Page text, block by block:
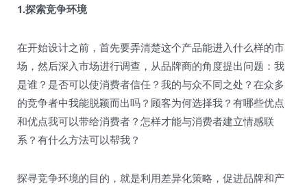
1.探索竞争环境
在开始设计之前，首先要弄清楚这个产品能进入什么样的市
场，然后深入市场进行调查，从品牌商的角度提出问题：我
是谁？是否可以使消费者信任？我的与众不同之处？在众多
的竞争者中我能脱颖而出吗？顾客为何选择我？有哪些优点
和优点我可以带给消费者？怎样才能与消费者建立情感联
系？有什么方法可以帮我？
探寻竞争环境的目的，就是利用差异化策略，促进品牌和产